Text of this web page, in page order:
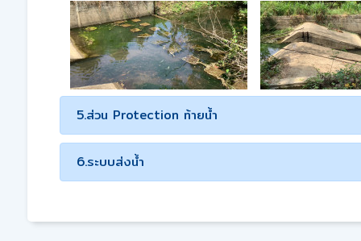
5.ส่วน Protection ท้ายน้ำ
6.ระบบส่งน้ำ